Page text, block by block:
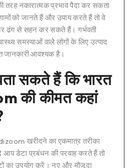
नकारात्मक प्रभाव पैदा कर सकता
को जानते हैं और उपाय करते हैं तो वे
ढंग से सहन कर सकते हैं। गर्भवती
समस्याओं वाले लोगों के लिए उत्पाद
जानकारी आवश्यक है।
सकते हैं कि भारत
की कीमत कहां
खरीदने का एकमात्र तरीका
आप डेटा प्रबंधन की परवाह करते हैं तो
का उपयोग करें। नए और मौजूदा